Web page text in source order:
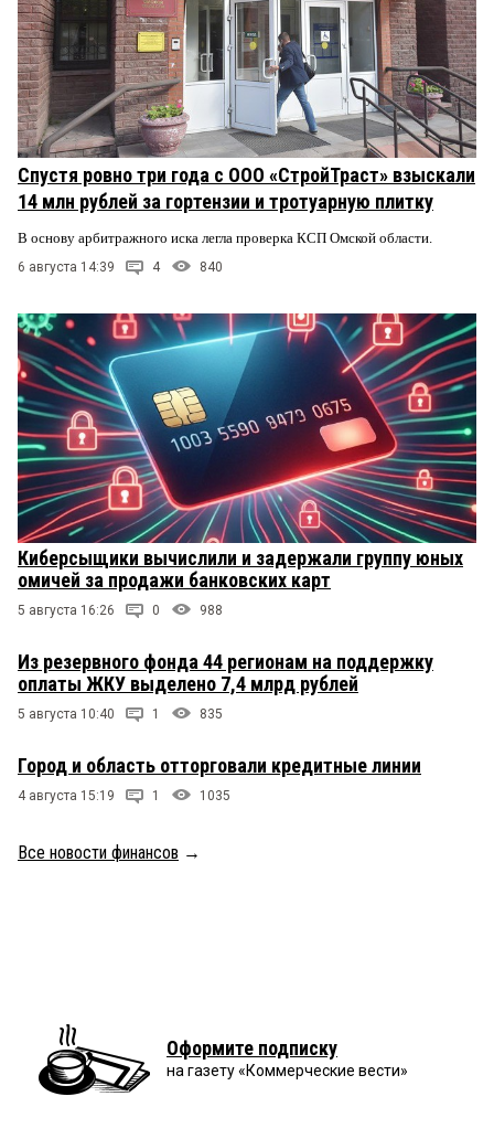
Спустя ровно три года с ООО «СтройТраст» взыскали
14 млн рублей за гортензии и тротуарную плитку
В основу арбитражного иска легла проверка КСП Омской области.
6 августа 14:39 4 840
Киберсыщики вычислили и задержали группу юных
омичей за продажи банковских карт
5 августа 16:26 0 988
Из резервного фонда 44 регионам на поддержку
оплаты ЖКУ выделено 7,4 млрд рублей
5 августа 10:40 1 835
Город и область отторговали кредитные линии
4 августа 15:19 1 1035
Все новости финансов →
Оформите подписку
на газету «Коммерческие вести»